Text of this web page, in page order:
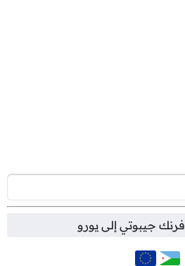
فرنك جيبوتي إلى يورو